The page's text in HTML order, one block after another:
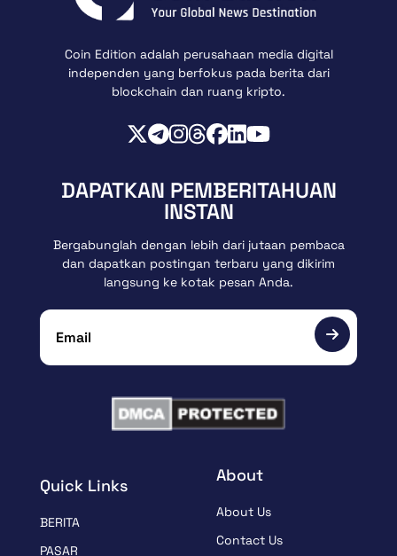
Coin Edition adalah perusahaan media digital
independen yang berfokus pada berita dari
blockchain dan ruang kripto.
Quick Links
BERITA
PASAR
About
About Us
Contact Us
DAPATKAN PEMBERITAHUAN
INSTAN
Bergabunglah dengan lebih dari jutaan pembaca
dan dapatkan postingan terbaru yang dikirim
langsung ke kotak pesan Anda.